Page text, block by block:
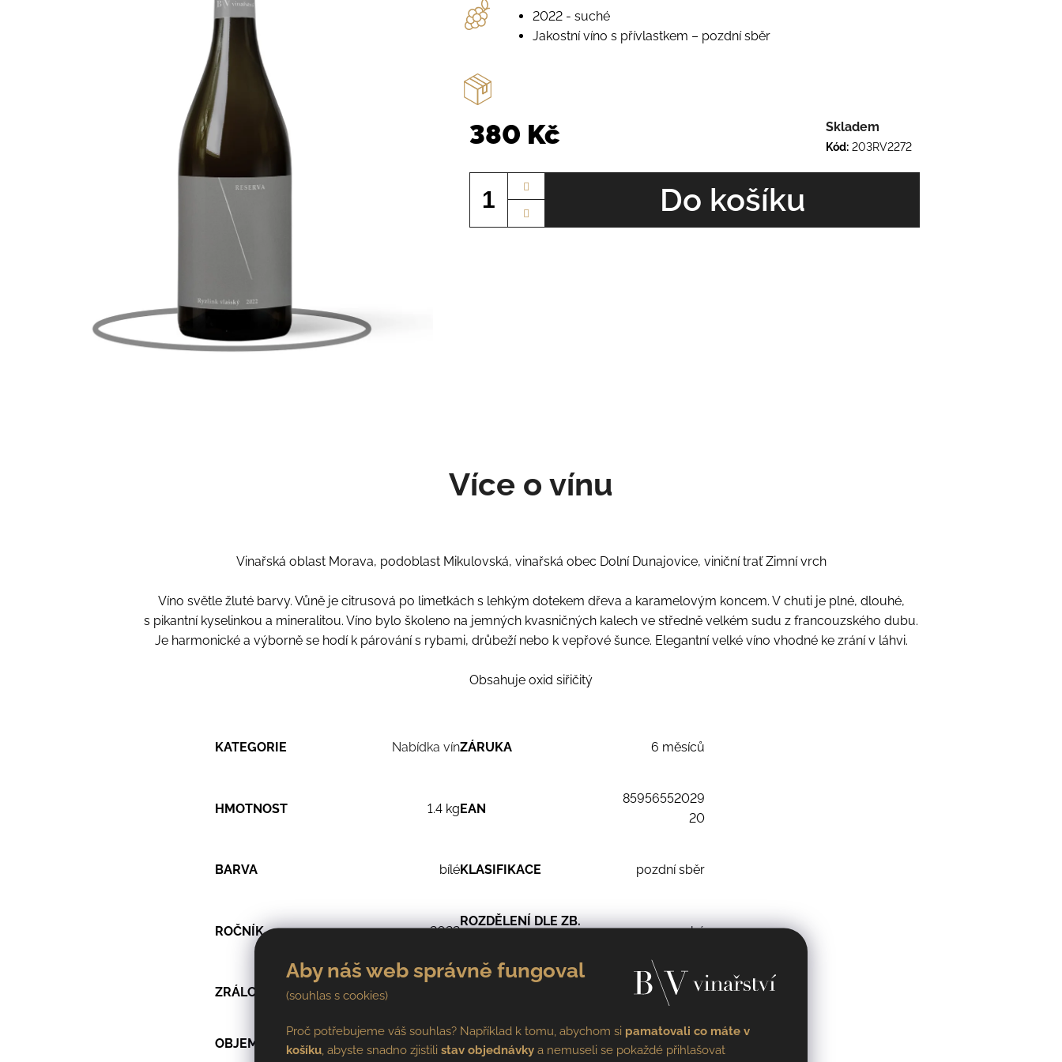
Aby náš web správně fungoval
(souhlas s cookies)
Proč potřebujeme váš souhlas? Například k tomu, abychom si pamatovali co máte v
košíku, abyste snadno zjistili stav objednávky a nemuseli se pokaždé přihlašovat
2022 - suché
Jakostní víno s přívlastkem – pozdní sběr
380 Kč Skladem
Kód: 203RV2272
Do košíku
Více o vínu
Vinařská oblast Morava, podoblast Mikulovská, vinařská obec Dolní Dunajovice, viniční trať Zimní vrch
Víno světle žluté barvy. Vůně je citrusová po limetkách s lehkým dotekem dřeva a karamelovým koncem. V chuti je plné, dlouhé,
s pikantní kyselinkou a mineralitou. Víno bylo školeno na jemných kvasničných kalech ve středně velkém sudu z francouzského dubu.
Je harmonické a výborně se hodí k párování s rybami, drůbeží nebo k vepřové šunce. Elegantní velké víno vhodné ke zrání v láhvi.
Obsahuje oxid siřičitý
KATEGORIE Nabídka vínZÁRUKA 6 měsíců
HMOTNOST 1.4 kgEAN
85956552029
20
BARVA bíléKLASIFIKACE pozdní sběr
ROČNÍK 2022
ROZDĚLENÍ DLE ZB.
suché
ZRÁLO 14%
OBJEM LAHVE 0,75 l